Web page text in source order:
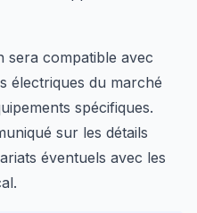
sera compatible avec
électriques du marché
spécifiques.
sur les détails
éventuels avec les